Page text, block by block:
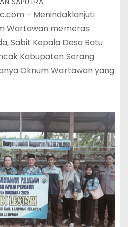
– Menindaklanjuti
Wartawan memeras
Sabit Kepala Desa Batu
Kabupaten Serang
Oknum Wartawan yang